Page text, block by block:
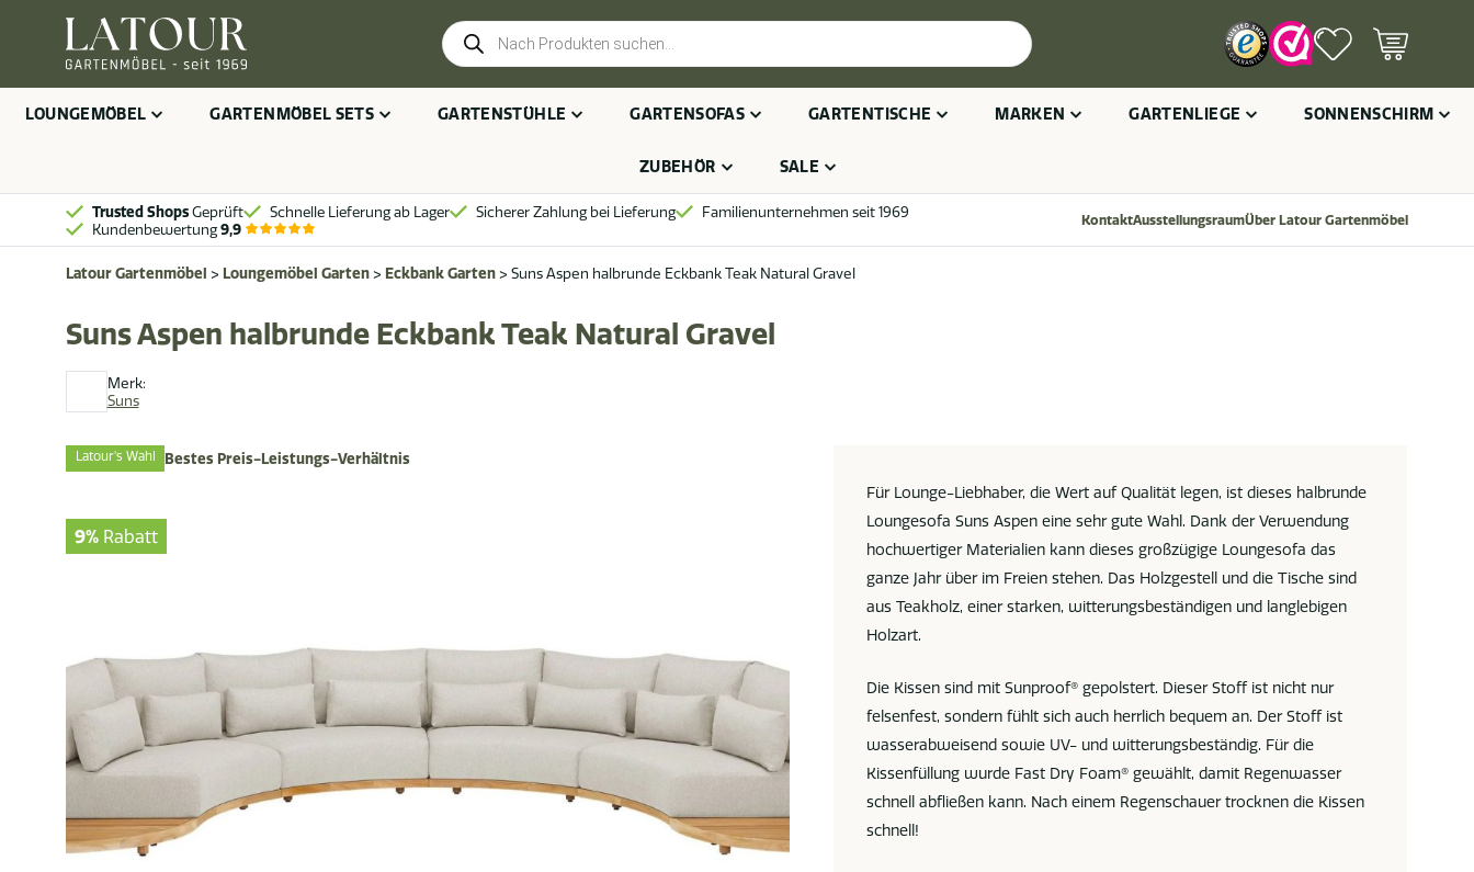
Products
search
LOUNGEMÖBEL GARTENMÖBEL SETS GARTENSTÜHLE GARTENSOFAS GARTENTISCHE MARKEN GARTENLIEGE SONNENSCHIRM
ZUBEHÖR SALE
Trusted ShopsGeprüft Schnelle Lieferung ab Lager Sicherer Zahlung bei Lieferung
Familienunternehmen seit 1969
Kundenbewertung9,9 KontaktAusstellungsraumÜber Latour Gartenmöbel
Latour Gartenmöbel > Loungemöbel Garten> Eckbank Garten> Suns Aspen halbrunde Eckbank Teak Natural Gravel
Merk:
Suns
Suns Aspen halbrunde Eckbank Teak Natural Gravel
Latour's Wahl Bestes Preis-Leistungs-Verhältnis
9% Rabatt
Für Lounge-Liebhaber, die Wert auf Qualität legen, ist dieses halbrunde
Loungesofa Suns Aspen eine sehr gute Wahl. Dank der Verwendung
hochwertiger Materialien kann dieses großzügige Loungesofa das
ganze Jahr über im Freien stehen. Das Holzgestell und die Tische sind
aus Teakholz, einer starken, witterungsbeständigen und langlebigen
Holzart.
Die Kissen sind mit Sunproof® gepolstert. Dieser Stoff ist nicht nur
felsenfest, sondern fühlt sich auch herrlich bequem an. Der Stoff ist
wasserabweisend sowie UV- und witterungsbeständig. Für die
Kissenfüllung wurde Fast Dry Foam® gewählt, damit Regenwasser
schnell abfließen kann. Nach einem Regenschauer trocknen die Kissen
schnell!